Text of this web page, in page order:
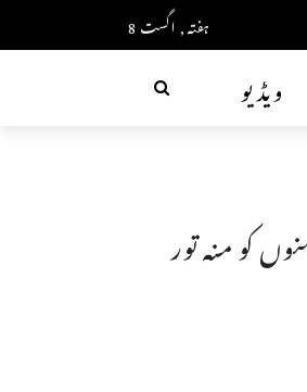
ہفتہ, اگست 8
ویڈیو
کو منہ تور